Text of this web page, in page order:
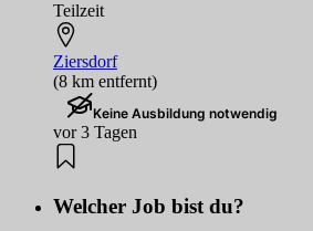
Teilzeit
Ziersdorf
(8 km entfernt)
Keine Ausbildung notwendig
vor 3 Tagen
Welcher Job bist du?